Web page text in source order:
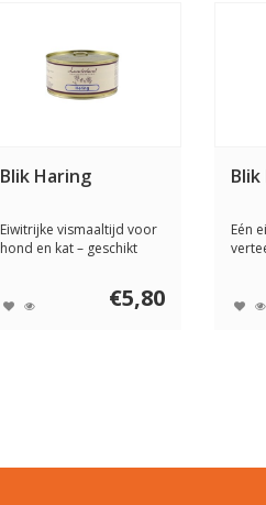
Blik Haring
Eiwitrijke vismaaltijd voor
hond en kat – geschikt
€5,80
Blik
Eén